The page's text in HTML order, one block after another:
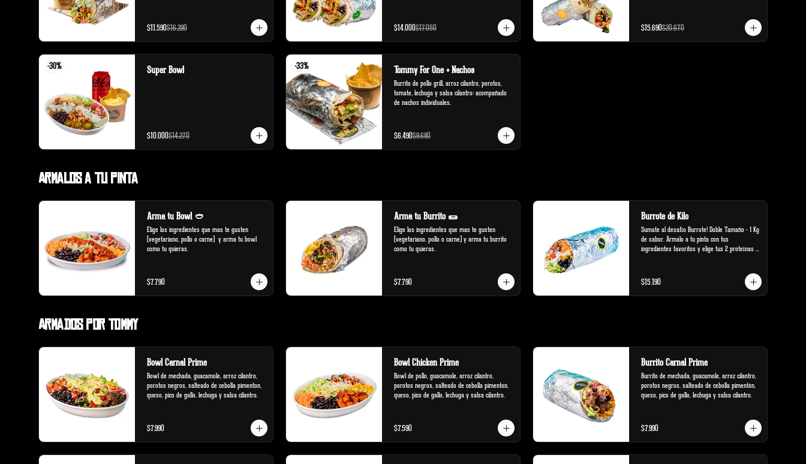
$11.590$16.290 $14.000$17.050 $15.690$20.670
-30% Super Bowl
$10.000$14.270
-33% Tommy For One + Nachos
Burrito de pollo grill, arroz cilantro, porotos,
tomate, lechuga y salsa cilantro; acompañado
de nachos individuales.
$6.490$9.680
Armalos a tu pinta
Arma tu Bowl 🥙
Elige los ingredientes que mas te gusten
(vegetariano, pollo o carne)  y arma tu bowl
como tu quieras.
$7.790
Arma tu Burrito 🌯
Elige los ingredientes que mas te gusten
(vegetariano, pollo o carne) y arma tu burrito
como tu quieras.
$7.790
Burrote de Kilo
Sumate al desafío Burrote! Doble Tamaño - 1 Kg
de sabor. Ármalo a tu pinta con tus
ingredientes favoritos y elige tus 2 proteínas
$15.190
Armados por Tommy
Bowl Carnal Prime
Bowl de mechada, guacamole, arroz cilantro,
porotos negros, salteado de cebolla pimenton,
queso, pico de gallo, lechuga y salsa cilantro.
$7.990
Bowl Chicken Prime
Bowl de pollo, guacamole, arroz cilantro,
porotos negros, salteado de cebolla pimenton,
queso, pico de gallo, lechuga y salsa cilantro.
$7.590
Burrito Carnal Prime
Burrito de mechada, guacamole, arroz cilantro,
porotos negros, salteado de cebolla pimentón,
queso, pico de gallo, lechuga y salsa cilantro.
$7.990